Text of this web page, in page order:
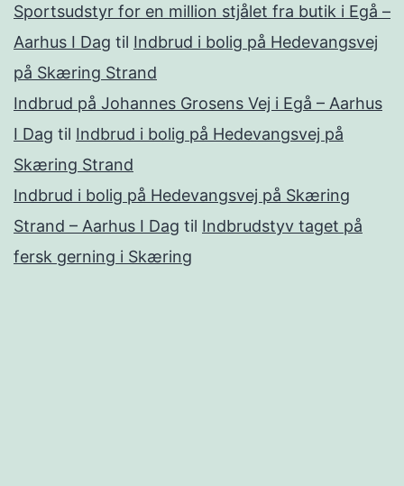
Sportsudstyr for en million stjålet fra butik i Egå –
Aarhus I Dag til Indbrud i bolig på Hedevangsvej
på Skæring Strand
Indbrud på Johannes Grosens Vej i Egå – Aarhus
I Dag til Indbrud i bolig på Hedevangsvej på
Skæring Strand
Indbrud i bolig på Hedevangsvej på Skæring
Strand – Aarhus I Dag til Indbrudstyv taget på
fersk gerning i Skæring